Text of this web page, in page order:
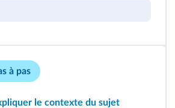
à pas
le contexte du sujet